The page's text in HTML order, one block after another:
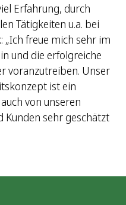
Erfahrung, durch
Tätigkeiten u.a. bei
„Ich freue mich sehr im
und die erfolgreiche
voranzutreiben. Unser
ist ein
von unseren
sehr geschätzt